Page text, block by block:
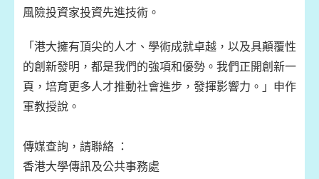
風險投資家投資先進技術。
「港大擁有頂尖的人才、學術成就卓越，以及具顛覆性
的創新發明，都是我們的強項和優勢。我們正開創新一
頁，培育更多人才推動社會進步，發揮影響力。」申作
軍教授說。
傳媒查詢，請聯絡 ：
香港大學傳訊及公共事務處